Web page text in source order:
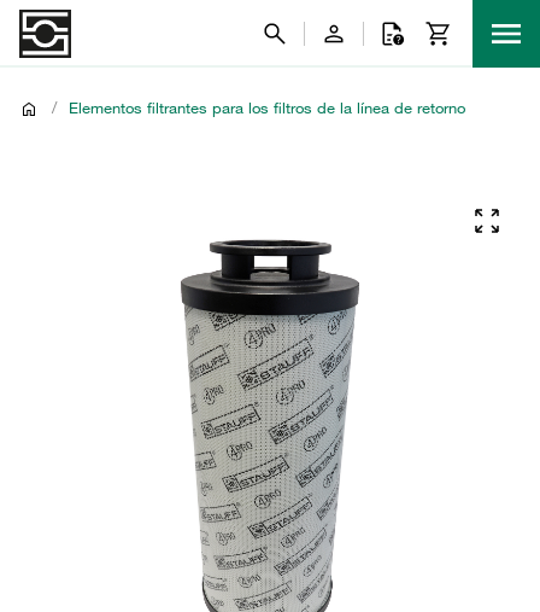
/ Elementos filtrantes para los filtros de la línea de retorno